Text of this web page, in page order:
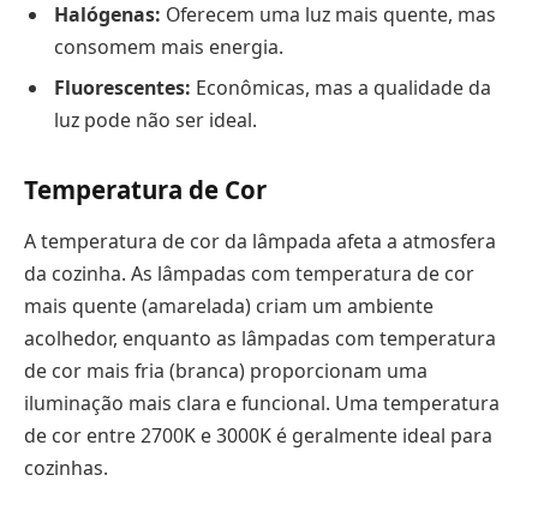
Halógenas: Oferecem uma luz mais quente, mas
consomem mais energia.
Fluorescentes: Econômicas, mas a qualidade da
luz pode não ser ideal.
Temperatura de Cor
A temperatura de cor da lâmpada afeta a atmosfera
da cozinha. As lâmpadas com temperatura de cor
mais quente (amarelada) criam um ambiente
acolhedor, enquanto as lâmpadas com temperatura
de cor mais fria (branca) proporcionam uma
iluminação mais clara e funcional. Uma temperatura
de cor entre 2700K e 3000K é geralmente ideal para
cozinhas.